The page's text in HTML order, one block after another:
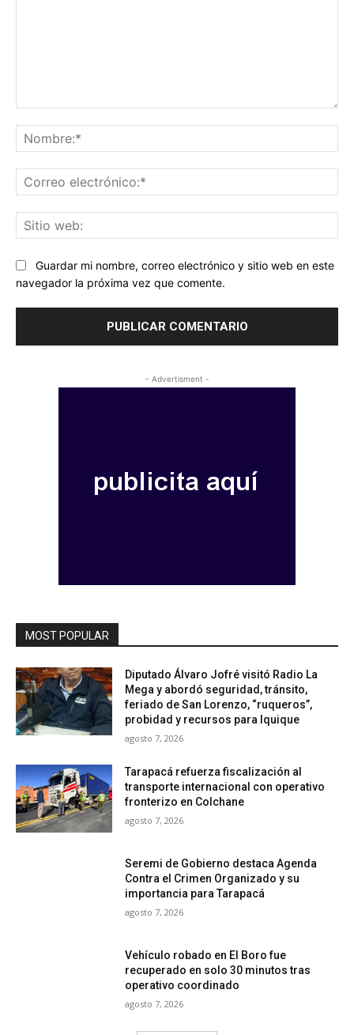
Guardar mi nombre, correo electrónico y sitio web en este
navegador la próxima vez que comente.
- Advertisment -
MOST POPULAR
Diputado Álvaro Jofré visitó Radio La
Mega y abordó seguridad, tránsito,
feriado de San Lorenzo, “ruqueros”,
probidad y recursos para Iquique
agosto 7, 2026
Tarapacá refuerza fiscalización al
transporte internacional con operativo
fronterizo en Colchane
agosto 7, 2026
Seremi de Gobierno destaca Agenda
Contra el Crimen Organizado y su
importancia para Tarapacá
agosto 7, 2026
Vehículo robado en El Boro fue
recuperado en solo 30 minutos tras
operativo coordinado
agosto 7, 2026